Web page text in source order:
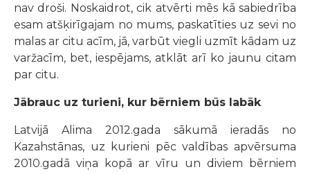
nav droši. Noskaidrot, cik atvērti mēs kā sabiedrība
esam atšķirīgajam no mums, paskatīties uz sevi no
malas ar citu acīm, jā, varbūt viegli uzmīt kādam uz
varžacīm, bet, iespējams, atklāt arī ko jaunu citam
par citu.
Jābrauc uz turieni, kur bērniem būs labāk
Latvijā Alima 2012.gada sākumā ieradās no
Kazahstānas, uz kurieni pēc valdības apvērsuma
2010.gadā viņa kopā ar vīru un diviem bērniem